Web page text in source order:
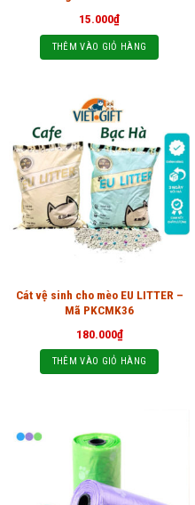
15.000₫
THÊM VÀO GIỎ HÀNG
Cát vệ sinh cho mèo EU LITTER –
Mã PKCMK36
180.000₫
THÊM VÀO GIỎ HÀNG